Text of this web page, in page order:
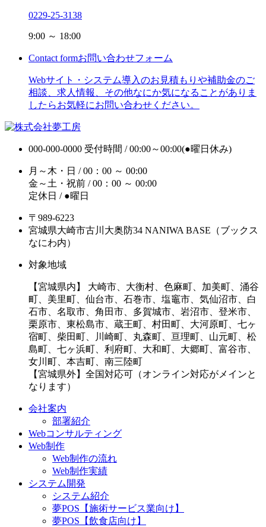
0229-25-3138
9:00 ～ 18:00
Contact formお問い合わせフォーム
Webサイト・システム導入のお見積もりや補助金のご
相談、求人情報、その他なにか気になることがありま
したらお気軽にお問い合わせください。
000-000-0000 受付時間 / 00:00～00:00(●曜日休み)
月～木・日 / 00：00 ～ 00:00
金～土・祝前 / 00：00 ～ 00:00
定休日 / ●曜日
〒989-6223
宮城県大崎市古川大奥防34 NANIWA BASE（ブックス
なにわ内）
対象地域
【宮城県内】 大崎市、大衡村、色麻町、加美町、涌谷
町、美里町、仙台市、石巻市、塩竈市、気仙沼市、白
石市、名取市、角田市、多賀城市、岩沼市、登米市、
栗原市、東松島市、蔵王町、村田町、大河原町、七ヶ
宿町、柴田町、川崎町、丸森町、亘理町、山元町、松
島町、七ヶ浜町、利府町、大和町、大郷町、富谷市、
女川町、本吉町、南三陸町
【宮城県外】全国対応可（オンライン対応がメインと
なります）
会社案内
部署紹介
Webコンサルティング
Web制作
Web制作の流れ
Web制作実績
システム開発
システム紹介
夢POS【施術サービス業向け】
夢POS【飲食店向け】